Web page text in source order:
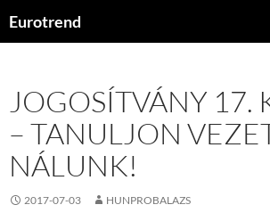
Eurotrend
JOGOSÍTVÁNY 17.
– TANULJON
NÁLUNK!
2017-07-03 HUNPROBALAZS